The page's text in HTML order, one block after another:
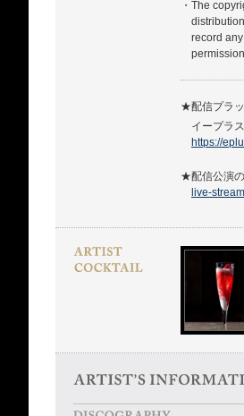
・The
record
★配信プラ
イープラ
https://
★配信公演
live-